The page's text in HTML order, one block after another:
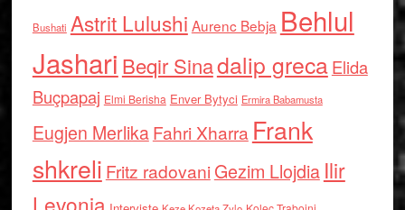
Bushati Astrit Lulushi Aurenc Bebja Behlul
Jashari Beqir Sinadalip grecaElida
Buçpapaj Elmi Berisha Enver Bytyci Ermira Babamusta
Eugjen MerlikaFahri Xharra Frank
shkreli Fritz radovaniGezim Llojdia Ilir
Levonja